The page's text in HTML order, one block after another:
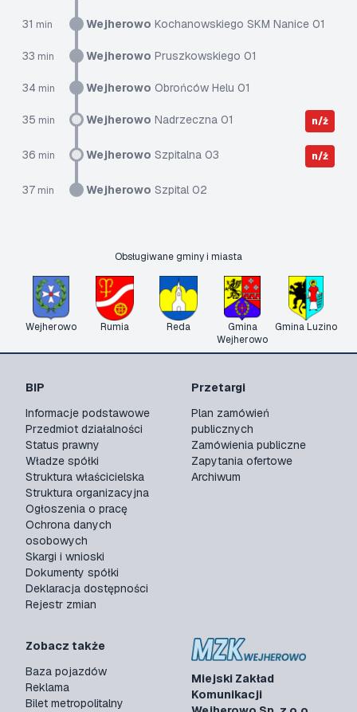
31 min Wejherowo Kochanowskiego SKM Nanice 01
33 min Wejherowo Pruszkowskiego 01
34 min Wejherowo Obrońców Helu 01
35 min Wejherowo Nadrzeczna 01 n/ż
36 min Wejherowo Szpitalna 03 n/ż
37 min Wejherowo Szpital 02
Obsługiwane gminy i miasta
Wejherowo Rumia Reda
Gmina
Wejherowo
Gmina Luzino
Miejski Zakład
Komunikacji
BIP
Informacje podstawowe
Przedmiot działalności
Status prawny
Władze spółki
Struktura właścicielska
Struktura organizacyjna
Ogłoszenia o pracę
Ochrona danych
osobowych
Skargi i wnioski
Dokumenty spółki
Deklaracja dostępności
Rejestr zmian
Przetargi
Plan zamówień
publicznych
Zamówienia publiczne
Zapytania ofertowe
Archiwum
Zobacz także
Baza pojazdów
Reklama
Bilet metropolitalny